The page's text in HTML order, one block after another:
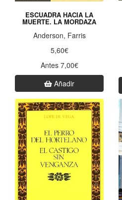
ESCUADRA HACIA LA
MUERTE. LA MORDAZA
Anderson, Farris
5,60€
Antes 7,00€
Añadir